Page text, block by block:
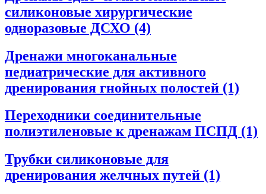
силиконовые хирургические
одноразовые ДСХО (4)
Дренажи многоканальные
педиатрические для активного
дренирования гнойных полостей (1)
Переходники соединительные
полиэтиленовые к дренажам ПСПД (1)
Трубки силиконовые для
дренирования желчных путей (1)